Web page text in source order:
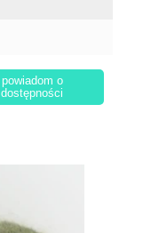
powiadom o
dostępności